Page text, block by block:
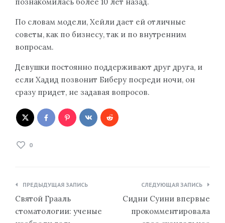
познакомилась более 10 лет назад.
По словам модели, Хейли дает ей отличные
советы, как по бизнесу, так и по внутренним
вопросам.
Девушки постоянно поддерживают друг друга, и
если Хадид позвонит Биберу посреди ночи, он
сразу придет, не задавая вопросов.
0
Навигация
по
записям
ПРЕДЫДУЩАЯ ЗАПИСЬ
Святой Грааль
стоматологии: ученые
СЛЕДУЮЩАЯ ЗАПИСЬ
Сидни Суини впервые
прокомментировала